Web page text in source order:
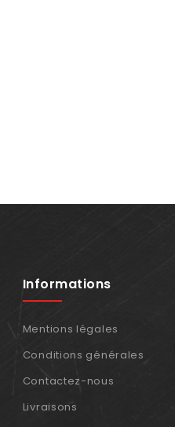
Informations
Mentions légales
Conditions générales
Contactez-nous
Livraisons